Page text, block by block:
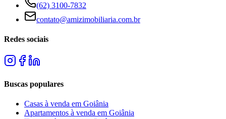
(62) 3100-7832
contato@amizimobiliaria.com.br
Redes sociais
Buscas populares
Casas à venda em Goiânia
Apartamentos à venda em Goiânia